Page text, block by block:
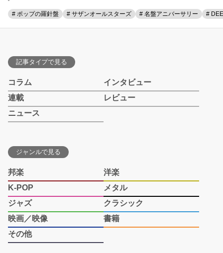
# ポップの羅針盤 # サザンオールスターズ # 名盤アニバーサリー #
記事タイプで見る
コラム
インタビュー
連載
レビュー
ニュース
ジャンルで見る
邦楽
洋楽
K-POP
メタル
ジャズ
クラシック
映画／映像
書籍
その他